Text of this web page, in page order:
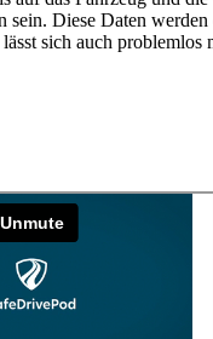
sein. Diese Daten
sich auch